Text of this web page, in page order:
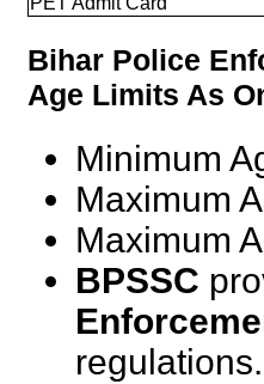
Bihar Police
Age Limits As
Minimum
Maximum
Maximum
BPSSC
regulations.